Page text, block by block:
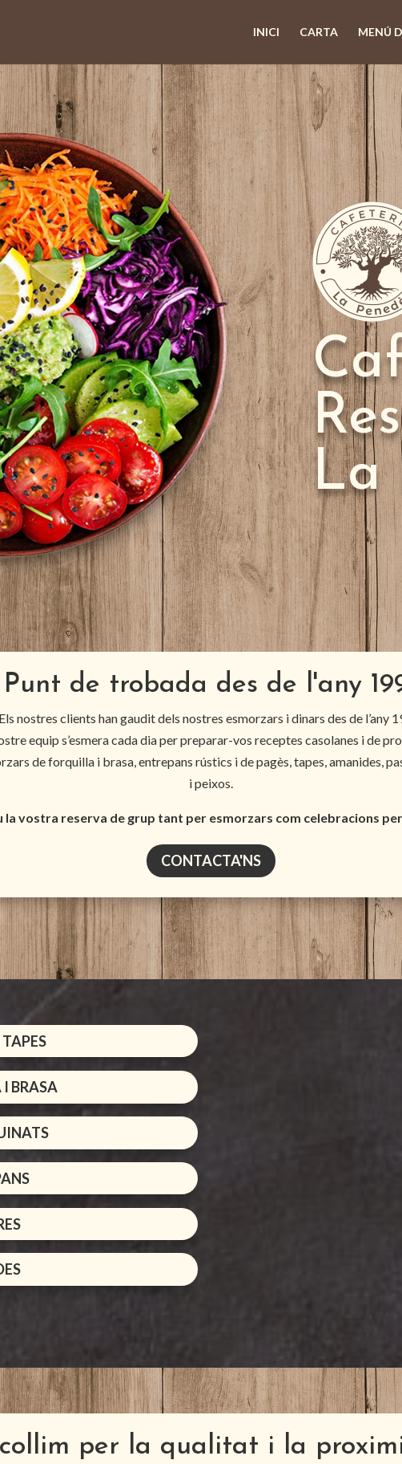
INICI CARTA MENÚ
La
Punt de trobada des de l'any
Els nostres clients han gaudit dels nostres esmorzars i dinars des de l’any
equip s’esmera cada dia per preparar-vos receptes casolanes i de
de forquilla i brasa, entrepans rústics i de pagès, tapes, amanides,
i peixos.
la vostra reserva de grup tant per esmorzars com celebracions
CONTACTA'NS
BRASA
per la qualitat i la